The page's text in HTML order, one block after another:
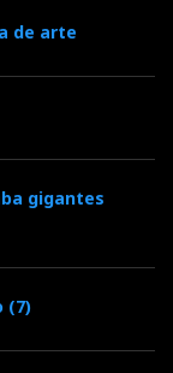
de arte
gigantes
(7)